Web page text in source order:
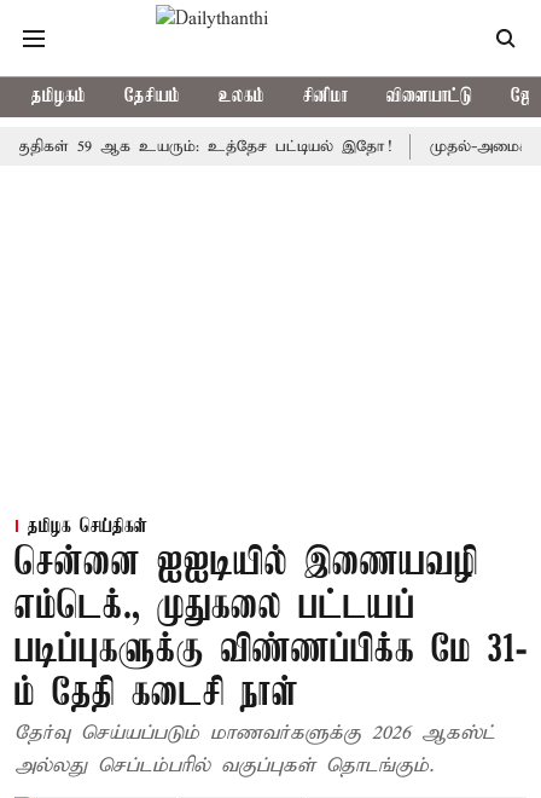
தமிழகம் தேசியம் உலகம் சினிமா விளையாட்டு
59 ஆக உயரும்: உத்தேச பட்டியல் இதோ! முதல்-அமைச்சர்
தமிழக செய்திகள்
சென்னை ஐஐடியில் இணையவழி
எம்டெக்., முதுகலை பட்டயப்
படிப்புகளுக்கு விண்ணப்பிக்க மே 31-
ம் தேதி கடைசி நாள்
தேர்வு செய்யப்படும் மாணவர்களுக்கு 2026 ஆகஸ்ட்
அல்லது செப்டம்பரில் வகுப்புகள் தொடங்கும்.